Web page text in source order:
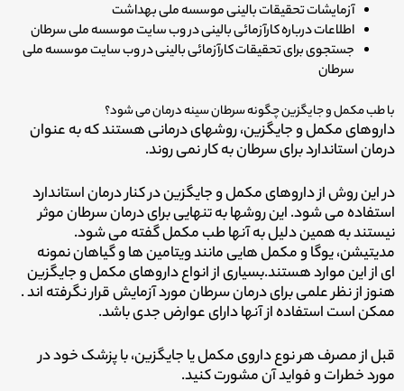
آزمایشات تحقیقات بالینی موسسه ملی بهداشت
اطلاعات درباره کارآزمائی بالینی در وب سایت موسسه ملی سرطان
جستجوی برای تحقیقات کارآزمائی بالینی در وب سایت موسسه ملی
سرطان
با طب مکمل و جایگزین چگونه سرطان سینه درمان می شود؟
داروهای مکمل و جایگزین، روشهای درمانی هستند که به عنوان
درمان استاندارد برای سرطان به کار نمی روند.
در این روش از داروهای مکمل و جایگزین در کنار درمان استاندارد
استفاده می شود.این روشها به تنهایی برای درمان سرطان موثر
نیستند به همین دلیل به آنها طب مکمل گفته می شود.
مدیتیشن، یوگا و مکمل هایی مانند ویتامین ها و گیاهان نمونه
ای از این موارد هستند.بسیاری از انواع داروهای مکمل و جایگزین
هنوز از نظر علمی برای درمان سرطان مورد آزمایش قرار نگرفته اند .
ممکن است استفاده از آنها دارای عوارض جدی باشد.
قبل از مصرف هر نوع داروی مکمل یا جایگزین، با پزشک خود در
مورد خطرات و فواید آن مشورت کنید.